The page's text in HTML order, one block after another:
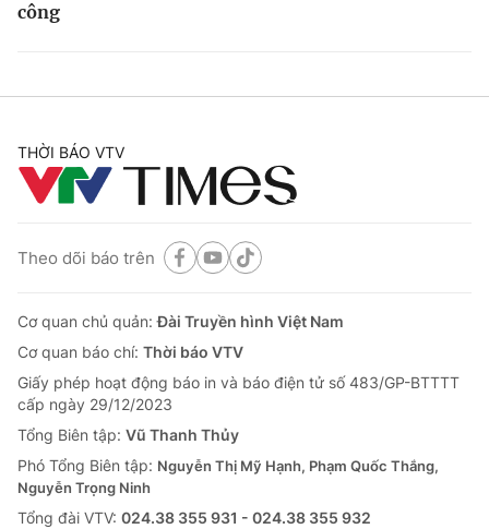
công
THỜI BÁO VTV
Theo dõi báo trên
Cơ quan chủ quản:Đài Truyền hình Việt Nam
Cơ quan báo chí: Thời báo VTV
Giấy phép hoạt động báo in và báo điện tử số 483/GP-BTTTT
cấp ngày 29/12/2023
Tổng Biên tập: Vũ Thanh Thủy
Phó Tổng Biên tập: Nguyễn Thị Mỹ Hạnh, Phạm Quốc Thắng,
Nguyễn Trọng Ninh
Tổng đài VTV: 024.38 355 931 - 024.38 355 932